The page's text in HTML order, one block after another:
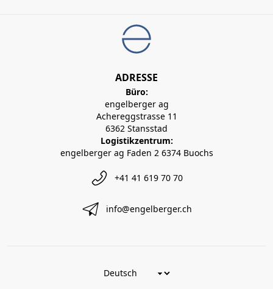
ADRESSE
Büro:
engelberger ag
Achereggstrasse 11
6362 Stansstad
Logistikzentrum:
engelberger ag Faden 2 6374 Buochs
+41 41 619 70 70
info@engelberger.ch